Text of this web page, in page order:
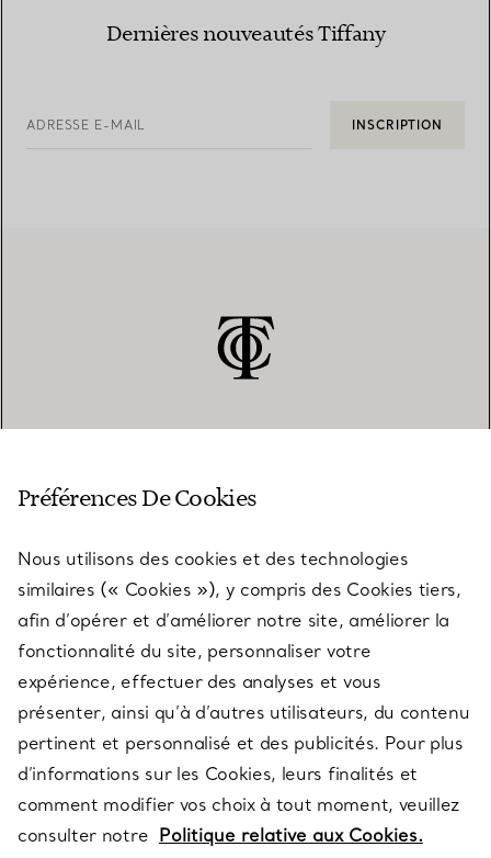
Dernières nouveautés Tiffany
ADRESSE E-MAIL INSCRIPTION
SERVICES
À PROPOS
QUESTIONS LÉGALES
SUIVEZ-NOUS
Préférences De Cookies
Nous utilisons des cookies et des technologies
similaires (« Cookies »), y compris des Cookies tiers,
afin d’opérer et d’améliorer notre site, améliorer la
fonctionnalité du site, personnaliser votre
expérience, effectuer des analyses et vous
présenter, ainsi qu’à d’autres utilisateurs, du contenu
pertinent et personnalisé et des publicités. Pour plus
d’informations sur les Cookies, leurs finalités et
comment modifier vos choix à tout moment, veuillez
consulter notre Politique relative aux Cookies.